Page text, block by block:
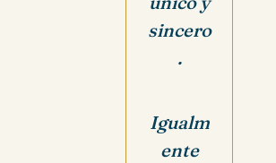
sincero
.
Igualm
ente